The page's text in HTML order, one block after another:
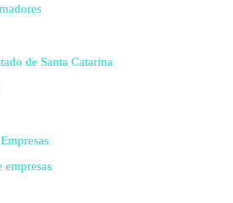
de Santa Catarina
empresas